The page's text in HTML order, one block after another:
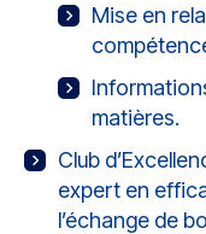
Mise en
matières.
Club
expert en
l’échange de